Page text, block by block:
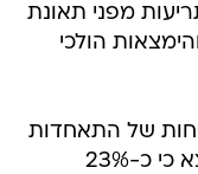
מפני תאונת
הולכי
של התאחדות
חברות הביטוח בארה"ב (IIHS) מצא כי כ-23%